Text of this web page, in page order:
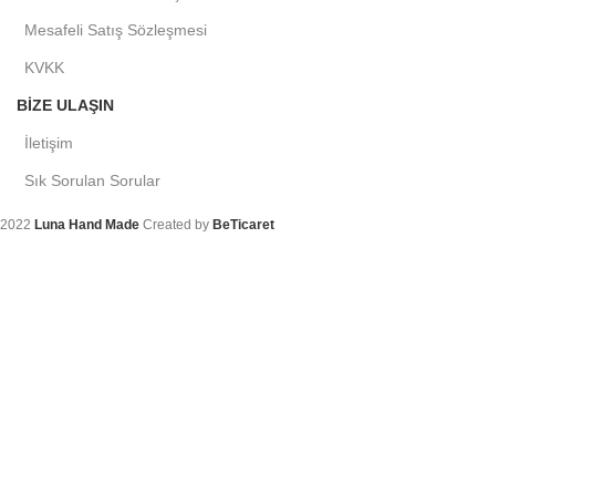
Mesafeli Satış Sözleşmesi
KVKK
BIZE ULAŞIN
İletişim
Sık Sorulan Sorular
2022 Luna Hand Made Created by BeTicaret